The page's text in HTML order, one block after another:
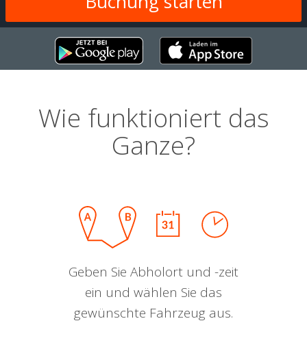
Wie funktioniert das
Ganze?
Geben Sie Abholort und -zeit
ein und wählen Sie das
gewünschte Fahrzeug aus.